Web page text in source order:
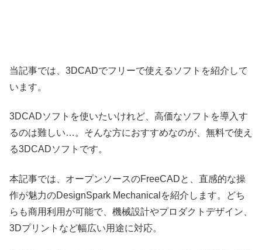
当記事では、3DCADでフリーで使えるソフトを紹介して
います。
3DCADソフトを使いたいけれど、高価なソフトを導入す
るのは難しい…。そんな方におすすめなのが、無料で使え
る3DCADソフトです。
本記事では、オープンソースのFreeCADと、直感的な操
作が魅力のDesignSpark Mechanicalを紹介します。どち
らも商用利用が可能で、機械設計やプロダクトデザイン、
3Dプリントなど幅広い用途に対応。